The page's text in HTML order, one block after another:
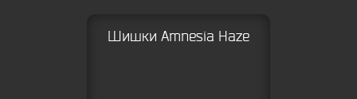
Шишки Amnesia Haze